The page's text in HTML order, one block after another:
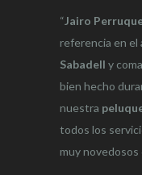
“Jairo
referencia en el
Sabadell y
bien hecho
nuestra
todos los
muy novedosos